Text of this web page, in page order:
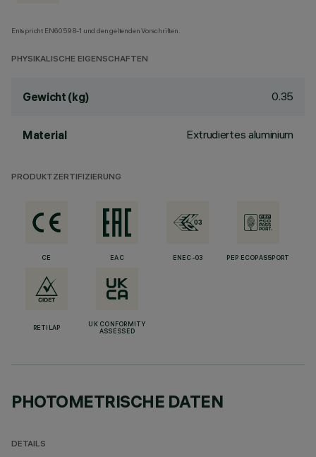
Entspricht EN60598-1 und den geltenden Vorschriften.
PHYSIKALISCHE EIGENSCHAFTEN
Gewicht (kg) 0.35
Material Extrudiertes aluminium
PRODUKTZERTIFIZIERUNG
CE EAC ENEC-03 PEP ECOPASSPORT
RETILAP
UK CONFORMITY
ASSESSED
PHOTOMETRISCHE DATEN
DETAILS